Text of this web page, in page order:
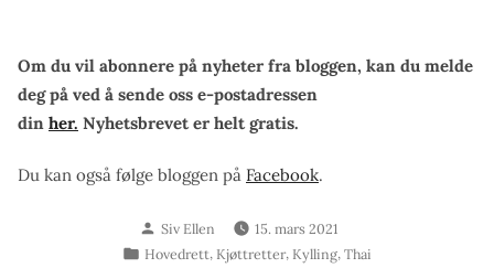
Om du vil abonnere på nyheter fra bloggen, kan du melde
deg på ved å sende oss e-postadressen
din her. Nyhetsbrevet er helt gratis.
Du kan også følge bloggen på Facebook.
Skrevet
av
Siv Ellen
15. mars 2021
Publisert
Hovedrett, Kjøttretter, Kylling, Thai